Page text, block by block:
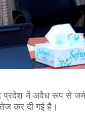
प्रदेश में अवैध रूप से
तेज कर दी गई है।